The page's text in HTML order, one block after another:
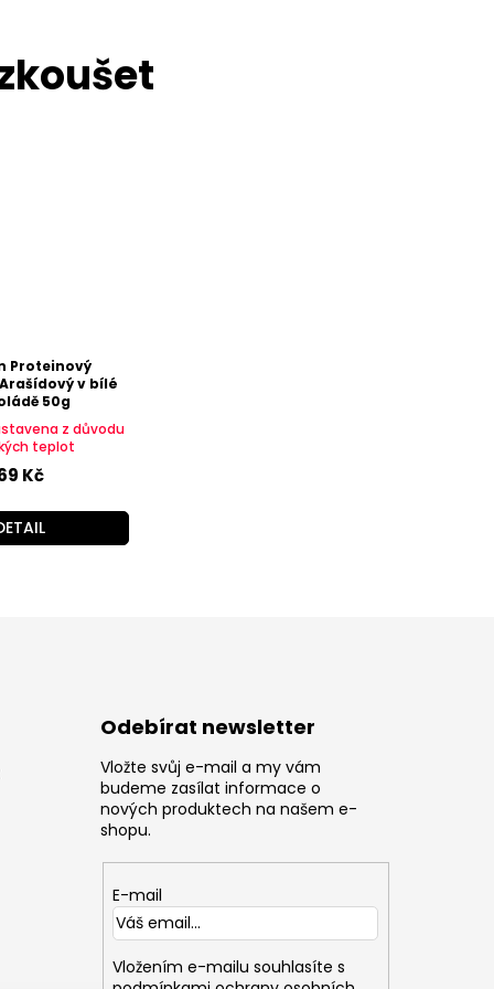
Proteinový
v bílé
50g
z důvodu
teplot
Kč
Odebírat newsletter
Vložte svůj e-mail a my vám
budeme zasílat informace o
nových produktech na našem e-
shopu.
E-mail
Vložením e-mailu souhlasíte s